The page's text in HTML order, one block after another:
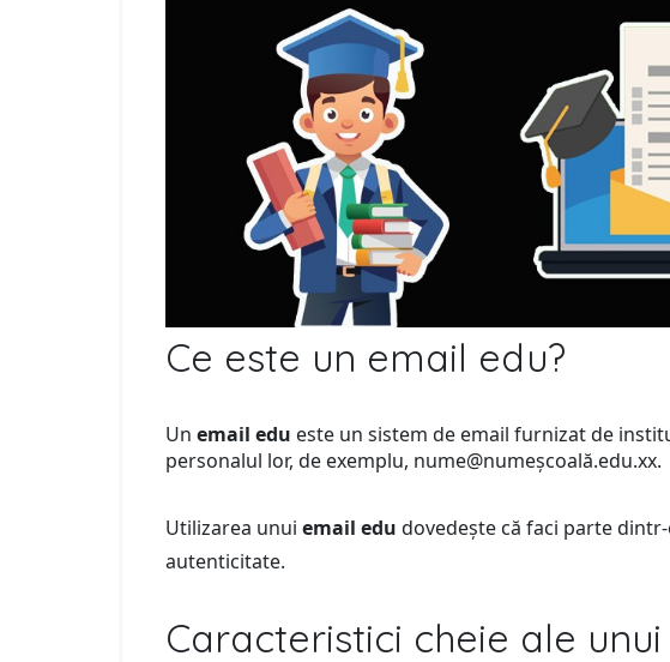
Ce este un email edu?
Un email edu este un sistem de email furnizat de
personalul lor, de exemplu, nume@numeșcoală.edu.xx.
Utilizarea unui email edu dovedește că faci parte
autenticitate.
Caracteristici cheie ale